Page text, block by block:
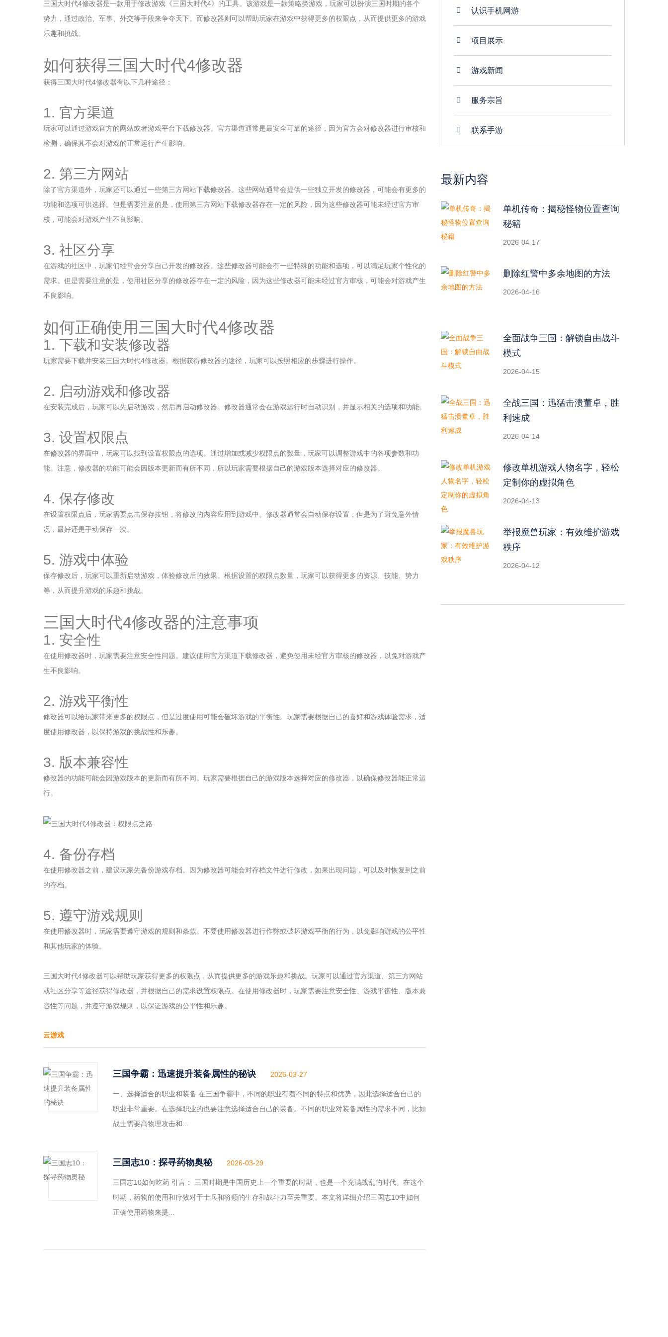
三国大时代4修改器是一款用于修改游戏《三国大时代4》的工具。该游戏是一款策略类游戏，玩家可以扮演三国时期的各个
势力，通过政治、军事、外交等手段来争夺天下。而修改器则可以帮助玩家在游戏中获得更多的权限点，从而提供更多的游戏
乐趣和挑战。
如何获得三国大时代4修改器
获得三国大时代4修改器有以下几种途径：
1. 官方渠道
玩家可以通过游戏官方的网站或者游戏平台下载修改器。官方渠道通常是最安全可靠的途径，因为官方会对修改器进行审核和
检测，确保其不会对游戏的正常运行产生影响。
2. 第三方网站
除了官方渠道外，玩家还可以通过一些第三方网站下载修改器。这些网站通常会提供一些独立开发的修改器，可能会有更多的
功能和选项可供选择。但是需要注意的是，使用第三方网站下载修改器存在一定的风险，因为这些修改器可能未经过官方审
核，可能会对游戏产生不良影响。
3. 社区分享
在游戏的社区中，玩家们经常会分享自己开发的修改器。这些修改器可能会有一些特殊的功能和选项，可以满足玩家个性化的
需求。但是需要注意的是，使用社区分享的修改器存在一定的风险，因为这些修改器可能未经过官方审核，可能会对游戏产生
不良影响。
如何正确使用三国大时代4修改器
1. 下载和安装修改器
玩家需要下载并安装三国大时代4修改器。根据获得修改器的途径，玩家可以按照相应的步骤进行操作。
2. 启动游戏和修改器
在安装完成后，玩家可以先启动游戏，然后再启动修改器。修改器通常会在游戏运行时自动识别，并显示相关的选项和功能。
3. 设置权限点
在修改器的界面中，玩家可以找到设置权限点的选项。通过增加或减少权限点的数量，玩家可以调整游戏中的各项参数和功
能。注意，修改器的功能可能会因版本更新而有所不同，所以玩家需要根据自己的游戏版本选择对应的修改器。
4. 保存修改
在设置权限点后，玩家需要点击保存按钮，将修改的内容应用到游戏中。修改器通常会自动保存设置，但是为了避免意外情
况，最好还是手动保存一次。
5. 游戏中体验
保存修改后，玩家可以重新启动游戏，体验修改后的效果。根据设置的权限点数量，玩家可以获得更多的资源、技能、势力
等，从而提升游戏的乐趣和挑战。
三国大时代4修改器的注意事项
1. 安全性
在使用修改器时，玩家需要注意安全性问题。建议使用官方渠道下载修改器，避免使用未经官方审核的修改器，以免对游戏产
生不良影响。
2. 游戏平衡性
修改器可以给玩家带来更多的权限点，但是过度使用可能会破坏游戏的平衡性。玩家需要根据自己的喜好和游戏体验需求，适
度使用修改器，以保持游戏的挑战性和乐趣。
3. 版本兼容性
修改器的功能可能会因游戏版本的更新而有所不同。玩家需要根据自己的游戏版本选择对应的修改器，以确保修改器能正常运
行。
4. 备份存档
在使用修改器之前，建议玩家先备份游戏存档。因为修改器可能会对存档文件进行修改，如果出现问题，可以及时恢复到之前
的存档。
5. 遵守游戏规则
在使用修改器时，玩家需要遵守游戏的规则和条款。不要使用修改器进行作弊或破坏游戏平衡的行为，以免影响游戏的公平性
和其他玩家的体验。
三国大时代4修改器可以帮助玩家获得更多的权限点，从而提供更多的游戏乐趣和挑战。玩家可以通过官方渠道、第三方网站
或社区分享等途径获得修改器，并根据自己的需求设置权限点。在使用修改器时，玩家需要注意安全性、游戏平衡性、版本兼
容性等问题，并遵守游戏规则，以保证游戏的公平性和乐趣。
云游戏
三国争霸：迅速提升装备属性的秘诀 2026-03-27
一、选择适合的职业和装备 在三国争霸中，不同的职业有着不同的特点和优势，因此选择适合自己的
职业非常重要。在选择职业的也要注意选择适合自己的装备。不同的职业对装备属性的需求不同，比如
战士需要高物理攻击和...
三国志10：探寻药物奥秘 2026-03-29
三国志10如何吃药 引言： 三国时期是中国历史上一个重要的时期，也是一个充满战乱的时代。在这个
时期，药物的使用和疗效对于士兵和将领的生存和战斗力至关重要。本文将详细介绍三国志10中如何
正确使用药物来提...
认识手机网游
项目展示
游戏新闻
服务宗旨
联系手游
最新内容
单机传奇：揭秘怪物位置查询
秘籍
2026-04-17
删除红警中多余地图的方法
2026-04-16
全面战争三国：解锁自由战斗
模式
2026-04-15
全战三国：迅猛击溃董卓，胜
利速成
2026-04-14
修改单机游戏人物名字，轻松
定制你的虚拟角色
2026-04-13
举报魔兽玩家：有效维护游戏
秩序
2026-04-12